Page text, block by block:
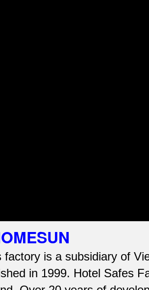
factory is a subsidiary of
in 1999. Hotel Safes